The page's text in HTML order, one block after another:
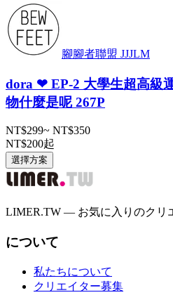
腳腳者聯盟 JJJLM
dora ❤ EP-2 大學生超高級
物什麼是呢 267P
NT$299~ NT$350
NT$200起
選擇方案
LIMER.TW — お気に入りのクリ
について
私たちについて
クリエイター募集